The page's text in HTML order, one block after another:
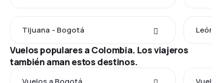
Tijuana - Bogotá León
Vuelos populares a Colombia. Los viajeros
también aman estos destinos.